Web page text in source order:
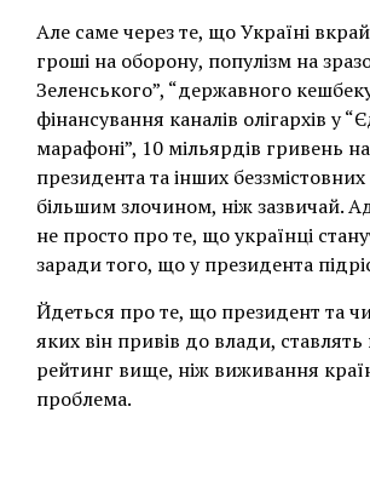
Але саме через те, що Україні
гроші на оборону, популізм на
Зеленського”, “державного
фінансування каналів олігархів у
марафоні”, 10 мільярдів гривень
президента та інших
більшим злочином, ніж зазвичай.
не просто про те, що українці
заради того, що у президента
Йдеться про те, що президент та
яких він привів до влади,
рейтинг вище, ніж виживання
проблема.